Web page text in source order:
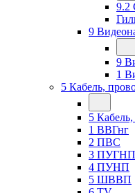
9.2
9
9
1
5 Кабель,
5
1 ВВГнг
2 ПВС
3 ПУГНП
4 ПУНП
5 ШВВП